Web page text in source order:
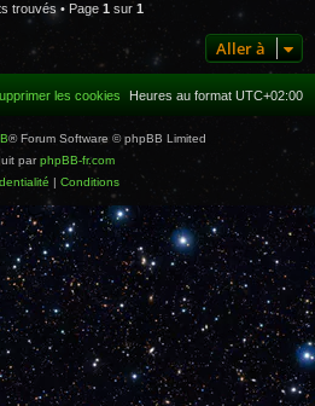
trouvés • Page 1sur 1
Aller à
Heures au format UTC+02:00
les cookies
® Forum Software © phpBB Limited
parphpBB-fr.com
Conditions